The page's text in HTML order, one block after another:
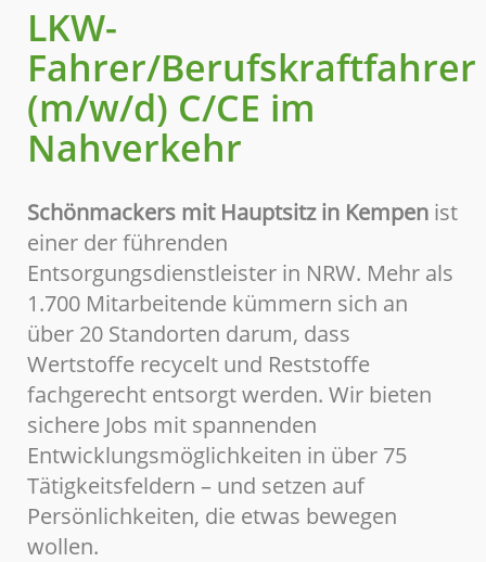
LKW-
Fahrer/Berufskraftfahrer
(m/w/d) C/CE im
Nahverkehr
Schönmackers mit Hauptsitz in Kempen ist
einer der führenden
Entsorgungsdienstleister in NRW. Mehr als
1.700 Mitarbeitende kümmern sich an
über 20 Standorten darum, dass
Wertstoffe recycelt und Reststoffe
fachgerecht entsorgt werden. Wir bieten
sichere Jobs mit spannenden
Entwicklungsmöglichkeiten in über 75
Tätigkeitsfeldern – und setzen auf
Persönlichkeiten, die etwas bewegen
wollen.